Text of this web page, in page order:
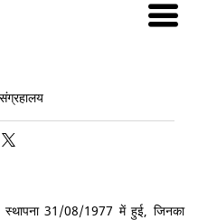
संग्रहालय
स्थापना 31/08/1977 में हुई, जिनका